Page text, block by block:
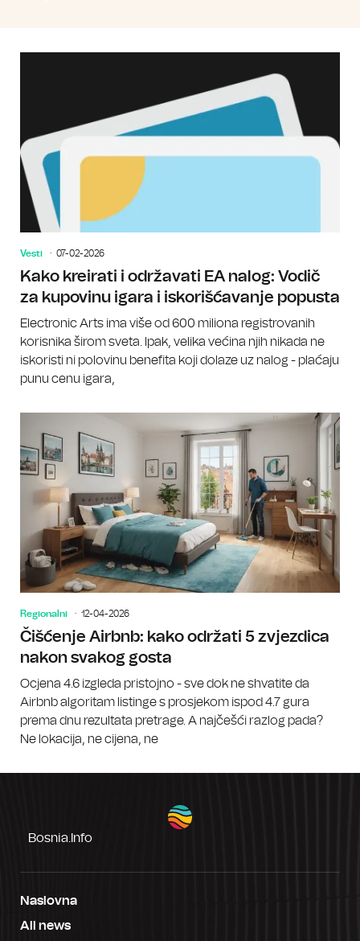
Vesti 07-02-2026
Kako kreirati i održavati EA nalog: Vodič
za kupovinu igara i iskorišćavanje popusta
Electronic Arts ima više od 600 miliona registrovanih
korisnika širom sveta. Ipak, velika većina njih nikada ne
iskoristi ni polovinu benefita koji dolaze uz nalog - plaćaju
punu cenu igara,
Regionalni 12-04-2026
Čišćenje Airbnb: kako održati 5 zvjezdica
nakon svakog gosta
Ocjena 4.6 izgleda pristojno - sve dok ne shvatite da
Airbnb algoritam listinge s prosjekom ispod 4.7 gura
prema dnu rezultata pretrage. A najčešći razlog pada?
Ne lokacija, ne cijena, ne
Bosnia.info
Naslovna
All news